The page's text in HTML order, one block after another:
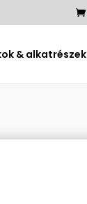
& alkatrészek